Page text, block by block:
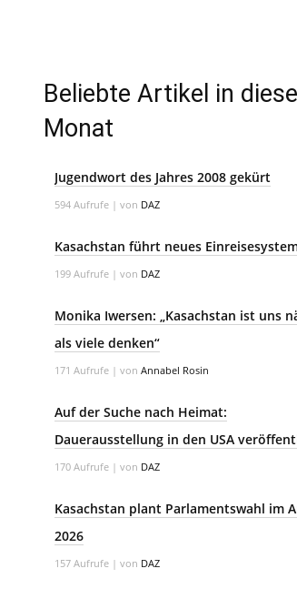
Beliebte Artikel in
Monat
Jugendwort des Jahres 2008 gekürt
594 Aufrufe | von DAZ
Kasachstan führt neues
199 Aufrufe | von DAZ
Monika Iwersen: „Kasachstan ist uns
als viele denken“
171 Aufrufe | von Annabel Rosin
Auf der Suche nach Heimat:
Dauerausstellung in den USA
170 Aufrufe | von DAZ
Kasachstan plant Parlamentswahl im
2026
157 Aufrufe | von DAZ